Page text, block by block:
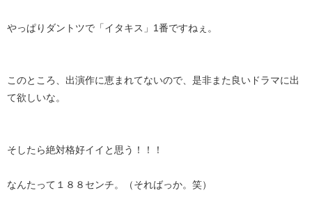
やっぱりダントツで「イタキス」1番ですねぇ。
このところ、出演作に恵まれてないので、是非また良いドラマに出
て欲しいな。
そしたら絶対格好イイと思う！！！
なんたって１８８センチ。（そればっか。笑）